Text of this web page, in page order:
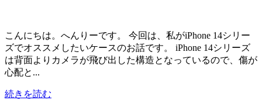
こんにちは。へんりーです。 今回は、私がiPhone 14シリー
ズでオススメしたいケースのお話です。 iPhone 14シリーズ
は背面よりカメラが飛び出した構造となっているので、傷が
心配と...
続きを読む